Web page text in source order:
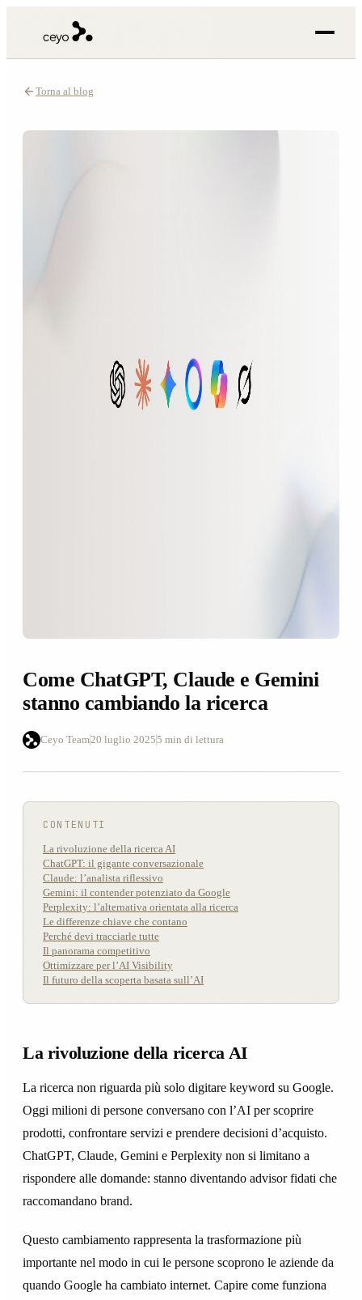
Torna al blog
Come ChatGPT, Claude e Gemini
stanno cambiando la ricerca
Ceyo Team20 luglio 20255 min di lettura
CONTENUTI
La rivoluzione della ricerca AI
ChatGPT: il gigante conversazionale
Claude: l’analista riflessivo
Gemini: il contender potenziato da Google
Perplexity: l’alternativa orientata alla ricerca
Le differenze chiave che contano
Perché devi tracciarle tutte
Il panorama competitivo
Ottimizzare per l’AI Visibility
Il futuro della scoperta basata sull’AI
La rivoluzione della ricerca AI
La ricerca non riguarda più solo digitare keyword su Google.
Oggi milioni di persone conversano con l’AI per scoprire
prodotti, confrontare servizi e prendere decisioni d’acquisto.
ChatGPT, Claude, Gemini e Perplexity non si limitano a
rispondere alle domande: stanno diventando advisor fidati che
raccomandano brand.
Questo cambiamento rappresenta la trasformazione più
importante nel modo in cui le persone scoprono le aziende da
quando Google ha cambiato internet. Capire come funziona